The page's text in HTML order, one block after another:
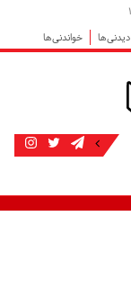
دیدنی‌ها خواندنی‌ها